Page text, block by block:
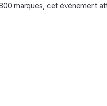
marques, cet événement